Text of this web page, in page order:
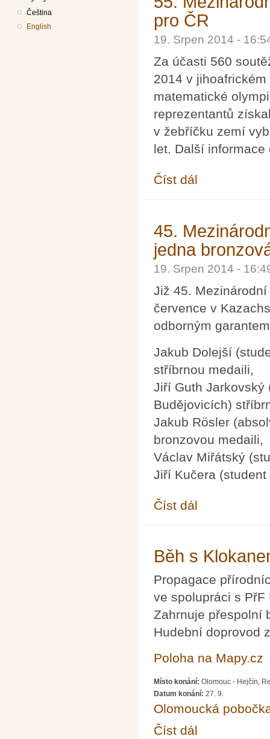
Čeština
English
pro ČR
19. Srpen 2014 -
Za účasti 560
2014 v
matematické
reprezentantů
v žebříčku zemí
let. Další
Číst dál
45.
jedna
19. Srpen 2014 -
Již 45.
července v
odborným
Jakub Dolejší
stříbrnou medaili,
Jiří Guth Jarkovský
Budějovicích)
Jakub Rösler
bronzovou medaili,
Václav Miřátský
Jiří Kučera
Číst dál
Běh s
Propagace
ve spolupráci s
Zahrnuje přespolní
Hudební doprovod
Poloha na Mapy.cz
Místo konání: Olomouc - Hejčín,
Datum konání: 27. 9.
Olomoucká
Číst dál